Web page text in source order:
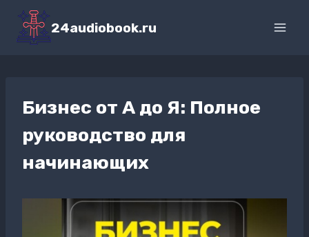
Перейти
содержимому
24audiobook.ru
Бизнес от А до Я: Полное
руководство для
начинающих